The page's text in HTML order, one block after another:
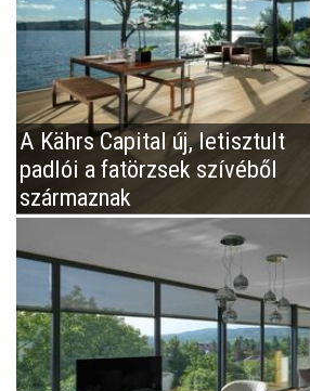
A Kährs Capital új, letisztult
padlói a fatörzsek szívéből
származnak